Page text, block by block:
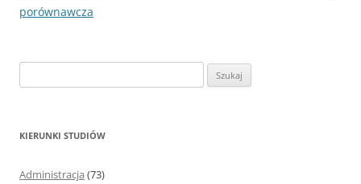
porównawcza
z
KIERUNKI STUDIÓW
Administracja (73)